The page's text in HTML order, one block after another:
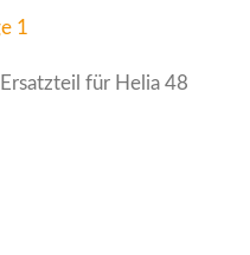
Ersatzteil für Helia 48